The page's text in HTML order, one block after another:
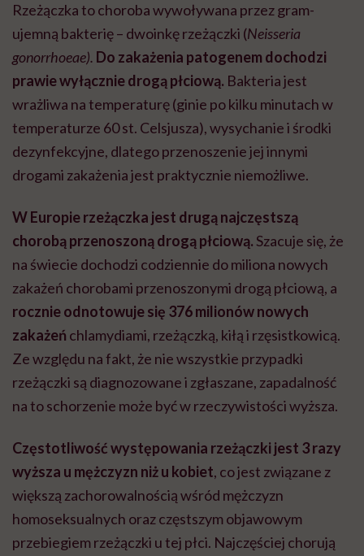
Rzeżączka to choroba wywoływana przez gram-
ujemną bakterię – dwoinkę rzeżączki (Neisseria
gonorrhoeae). Do zakażenia patogenem dochodzi
prawie wyłącznie drogą płciową. Bakteria jest
wrażliwa na temperaturę (ginie po kilku minutach w
temperaturze 60 st. Celsjusza), wysychanie i środki
dezynfekcyjne, dlatego przenoszenie jej innymi
drogami zakażenia jest praktycznie niemożliwe.
W Europie rzeżączka jest drugą najczęstszą
chorobą przenoszoną drogą płciową.Szacuje się, że
na świecie dochodzi codziennie do miliona nowych
zakażeń chorobami przenoszonymi drogą płciową, a
rocznie odnotowuje się 376 milionów nowych
zakażeń chlamydiami, rzeżączką, kiłą i rzęsistkowicą.
Ze względu na fakt, że nie wszystkie przypadki
rzeżączki są diagnozowane i zgłaszane, zapadalność
na to schorzenie może być w rzeczywistości wyższa.
Częstotliwość występowania rzeżączki jest 3 razy
wyższa u mężczyzn niż u kobiet, co jest związane z
większą zachorowalnością wśród mężczyzn
homoseksualnych oraz częstszym objawowym
przebiegiem rzeżączki u tej płci. Najczęściej chorują